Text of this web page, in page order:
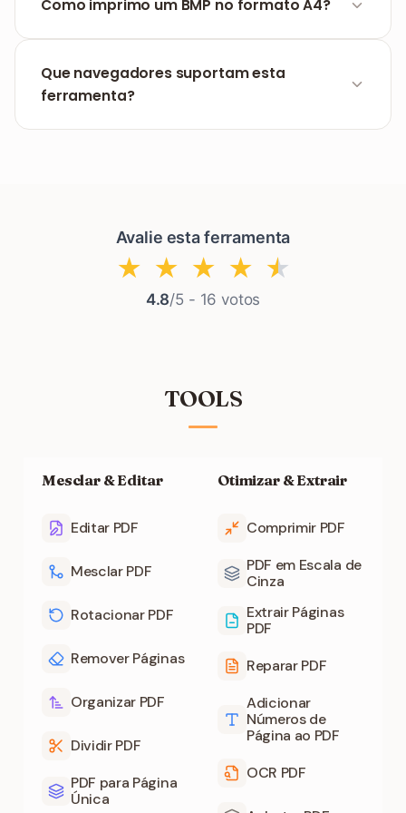
e não requer registo ou subscrições.
Como imprimo um BMP no formato A4?
'A4' nas definições de layout e o sistema ajustará
a imagem automaticamente ao papel.
Que navegadores suportam esta
ferramenta?
Avalie esta ferramenta
★ ★ ★ ★ ★
4.8/5 - 16 votos
TOOLS
Mesclar & Editar
Editar PDF
Mesclar PDF
Rotacionar PDF
Remover Páginas
Organizar PDF
Dividir PDF
PDF para Página
Única
Otimizar & Extrair
Comprimir PDF
PDF em Escala de
Cinza
Extrair Páginas
PDF
Reparar PDF
Adicionar
Números de
Página ao PDF
OCR PDF